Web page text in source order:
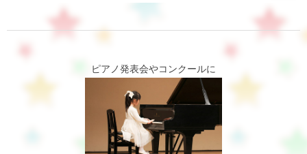
ピアノ発表会やコンクールに